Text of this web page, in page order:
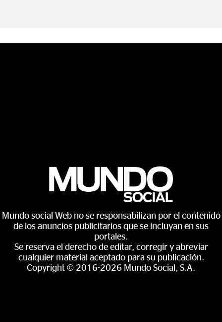
Mundo social Web no se responsabilizan por el contenido
de los anuncios publicitarios que se incluyan en sus
portales.
Se reserva el derecho de editar, corregir y abreviar
cualquier material aceptado para su publicación.
Copyright © 2016-2026 Mundo Social, S.A.